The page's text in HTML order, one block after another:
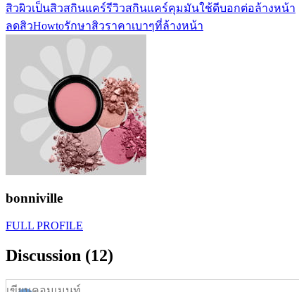
สิวผิวเป็นสิวสกินแคร์รีวิวสกินแคร์คุมมันใช้ดีบอกต่อล้างหน้า
ลดสิวHowtoรักษาสิวราคาเบาๆที่ล้างหน้า
bonniville
FULL PROFILE
Discussion (12)